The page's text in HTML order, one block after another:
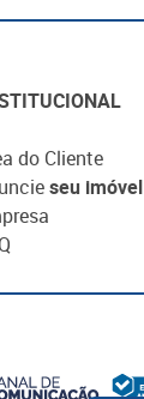
do Cliente
seu imóvel